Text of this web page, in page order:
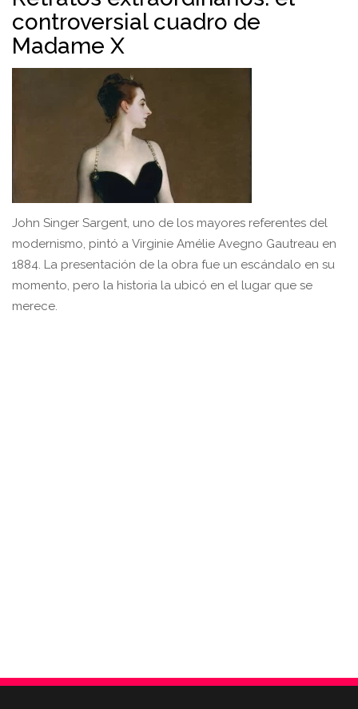
controversial cuadro de
Madame X
John Singer Sargent, uno de los mayores referentes del
modernismo, pintó a Virginie Amélie Avegno Gautreau en
1884. La presentación de la obra fue un escándalo en su
momento, pero la historia la ubicó en el lugar que se
merece.